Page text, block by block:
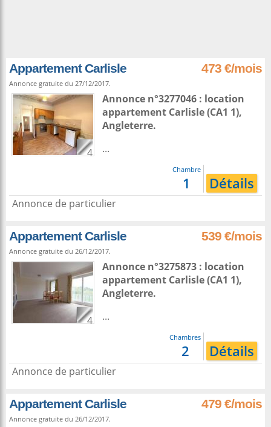
Appartement Carlisle 473 €/mois
Annonce gratuite du 27/12/2017.
4
Annonce n°3277046 : location
appartement Carlisle(CA1 1),
Angleterre.
...
Chambre
1 Détails
Annonce de particulier
Appartement Carlisle 539 €/mois
Annonce gratuite du 26/12/2017.
4
Annonce n°3275873 : location
appartement Carlisle(CA1 1),
Angleterre.
...
Chambres
2 Détails
Annonce de particulier
Appartement Carlisle 479 €/mois
Annonce gratuite du 26/12/2017.